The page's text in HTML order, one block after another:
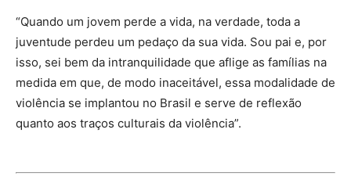
“Quando um jovem perde a vida, na verdade, toda a
juventude perdeu um pedaço da sua vida. Sou pai e, por
isso, sei bem da intranquilidade que aflige as famílias na
medida em que, de modo inaceitável, essa modalidade de
violência se implantou no Brasil e serve de reflexão
quanto aos traços culturais da violência”.